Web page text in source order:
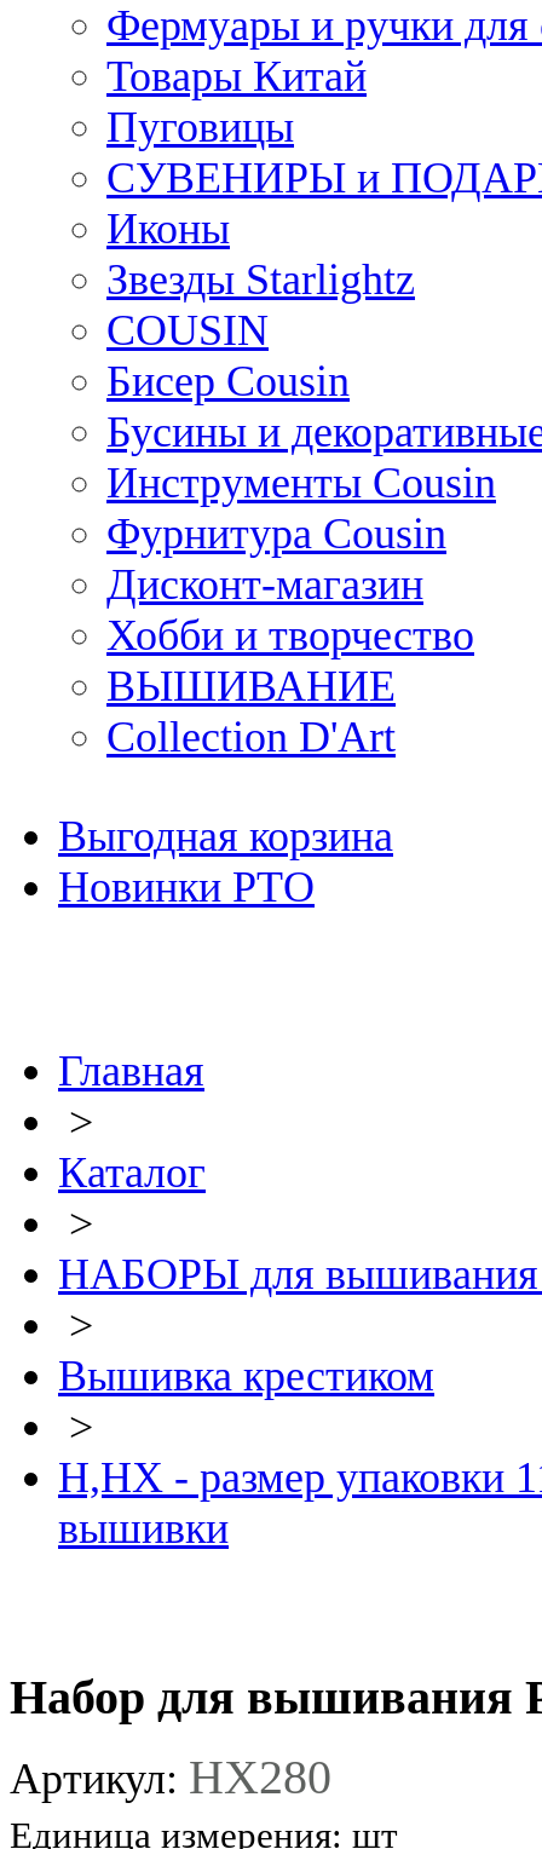
Фермуары и ручки для
Товары Китай
Пуговицы
СУВЕНИРЫ и
Иконы
Звезды Starlightz
COUSIN
Бисер Cousin
Бусины и
Инструменты Cousin
Фурнитура Cousin
Дисконт-магазин
Хобби и творчество
ВЫШИВАНИЕ
Collection D'Art
Выгодная корзина
Новинки РТО
Главная
>
Каталог
>
НАБОРЫ для вышивания
>
Вышивка крестиком
>
Н,HX - размер упаковки
вышивки
Набор для
Артикул: HX280
Единица измерения: шт